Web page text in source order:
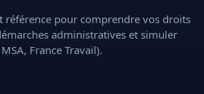
référence pour comprendre vos droits
administratives et simuler
France Travail).